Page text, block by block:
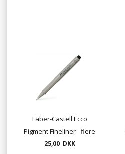
Faber-Castell Ecco
Pigment Fineliner - flere
tykkelser - drawing Pen
25,00 DKK